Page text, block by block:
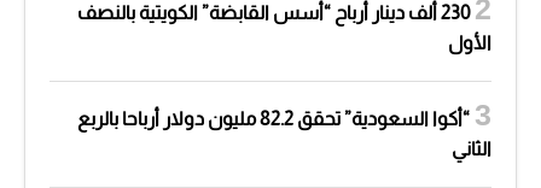
230 ألف دينار أرباح “أسس القابضة” الكويتية بالنصف
الأول
“أكوا السعودية” تحقق 82.2 مليون دولار أرباحا بالربع
الثاني